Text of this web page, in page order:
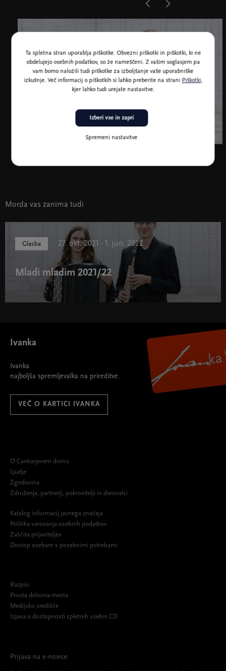
Morda vas zanima tudi
Glasba 27. okt. 2021 - 1. jun. 2022
Mladi mladim 2021/22
Ivanka
Ivanka
najboljša spremljevalka na prireditve.
VEČ O KARTICI IVANKA
O Cankarjevem domu
Ljudje
Zgodovina
Združenja, partnerji, pokrovitelji in darovalci
Katalog informacij javnega značaja
Politika varovanja osebnih podatkov
Zaščita prijaviteljev
Dostop osebam s posebnimi potrebami
Razpisi
Prosta delovna mesta
Medijsko središče
Izjava o dostopnosti spletnih vsebin CD
Prijava na e-novice
Ta spletna stran uporablja piškotke. Obvezni piškotki in piškotki, ki ne
obdelujejo osebnih podatkov, so že nameščeni. Z vašim soglasjem pa
vam bomo naložili tudi piškotke za izboljšanje vaše uporabniške
izkušnje. Več informacij o piškotkih si lahko preberite na strani Piškotki,
kjer lahko tudi urejate nastavitve.
Spremeni nastavitve
Izberi vse in zapri